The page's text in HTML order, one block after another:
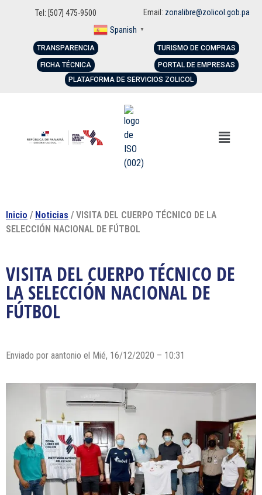
Tel: [507] 475-9500 Email: zonalibre@zolicol.gob.pa
Spanish ▼
TRANSPARENCIA
FICHA TÉCNICA
TURISMO DE COMPRAS
PORTAL DE EMPRESAS
PLATAFORMA DE SERVICIOS ZOLICOL
Inicio / Noticias / VISITA DEL CUERPO TÉCNICO DE LA
SELECCIÓN NACIONAL DE FÚTBOL
VISITA DEL CUERPO TÉCNICO DE
LA SELECCIÓN NACIONAL DE
FÚTBOL
Enviado por aantonio el Mié, 16/12/2020 – 10:31